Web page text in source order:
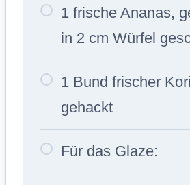
1 frische Ananas,
in 2 cm Würfel
1 Bund frischer
gehackt
Für das Glaze: